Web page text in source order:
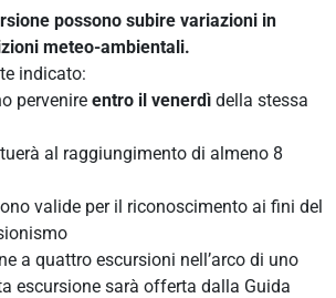
possono subire variazioni in
meteo-ambientali.
indicato:
pervenire entro il venerdì della stessa
al raggiungimento di almeno 8
valide per il riconoscimento ai fini del
a quattro escursioni nell’arco di uno
escursione sarà offerta dalla Guida